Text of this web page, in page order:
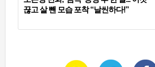
끊고 살 뺀 모습 포착 “날씬하다!”